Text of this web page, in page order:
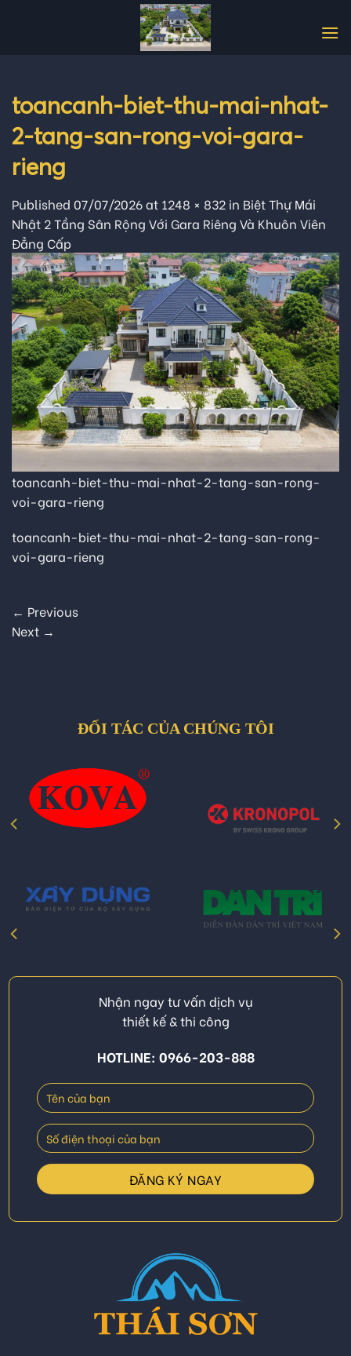
toancanh-biet-thu-mai-nhat-
2-tang-san-rong-voi-gara-
rieng
Published 07/07/2026at 1248 × 832 in Biệt Thự Mái
Nhật 2 Tầng Sân Rộng Với Gara Riêng Và Khuôn Viên
Đẳng Cấp
toancanh-biet-thu-mai-nhat-2-tang-san-rong-
voi-gara-rieng
toancanh-biet-thu-mai-nhat-2-tang-san-rong-
voi-gara-rieng
← Previous
Next →
ĐỐI TÁC CỦA CHÚNG TÔI
Nhận ngay tư vấn dịch vụ
thiết kế & thi công
HOTLINE: 0966-203-888